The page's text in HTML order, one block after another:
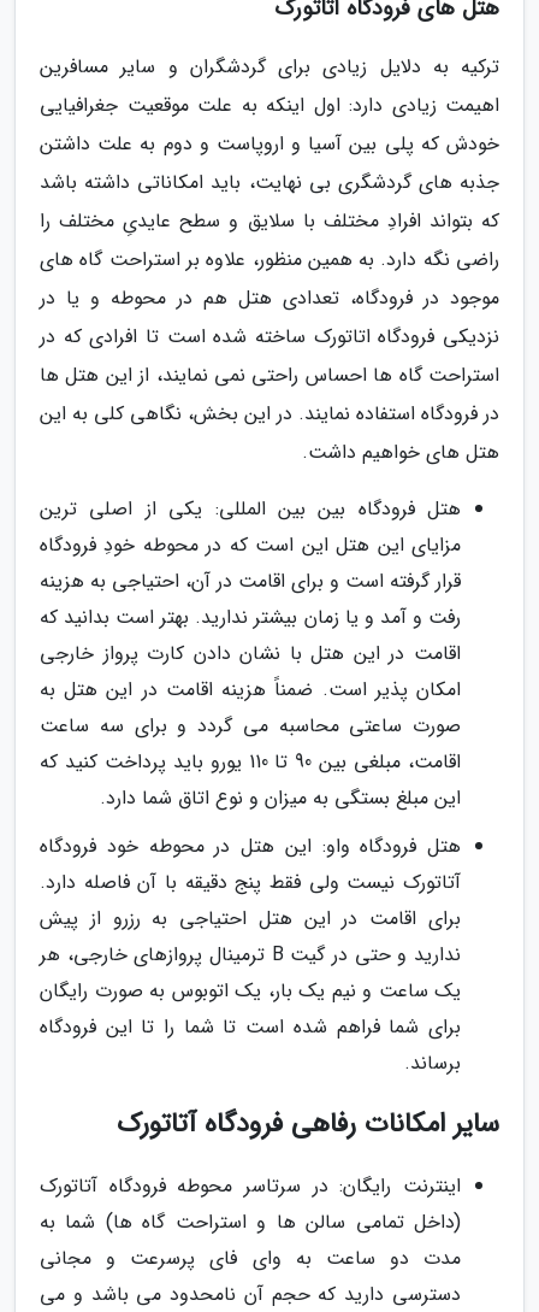
هتل های فرودگاه آتاتورک
ترکیه به دلایل زیادی برای گردشگران و سایر مسافرین
اهیمت زیادی دارد: اول اینکه به علت موقعیت جغرافیایی
خودش که پلی بین آسیا و اروپاست و دوم به علت داشتن
جذبه های گردشگری بی نهایت، باید امکاناتی داشته باشد
که بتواند افرادِ مختلف با سلایق و سطح عایدیِ مختلف را
راضی نگه دارد. به همین منظور، علاوه بر استراحت گاه های
موجود در فرودگاه، تعدادی هتل هم در محوطه و یا در
نزدیکی فرودگاه اتاتورک ساخته شده است تا افرادی که در
استراحت گاه ها احساس راحتی نمی نمایند، از این هتل ها
در فرودگاه استفاده نمایند. در این بخش، نگاهی کلی به این
هتل های خواهیم داشت.
هتل فرودگاه بین بین المللی: یکی از اصلی ترین
مزایای این هتل این است که در محوطه خودِ فرودگاه
قرار گرفته است و برای اقامت در آن، احتیاجی به هزینه
رفت و آمد و یا زمان بیشتر ندارید. بهتر است بدانید که
اقامت در این هتل با نشان دادن کارت پرواز خارجی
امکان پذیر است. ضمناً هزینه اقامت در این هتل به
صورت ساعتی محاسبه می گردد و برای سه ساعت
اقامت، مبلغی بین 90 تا 110 یورو باید پرداخت کنید که
این مبلغ بستگی به میزان و نوع اتاق شما دارد.
هتل فرودگاه واو: این هتل در محوطه خود فرودگاه
آتاتورک نیست ولی فقط پنج دقیقه با آن فاصله دارد.
برای اقامت در این هتل احتیاجی به رزرو از پیش
ندارید و حتی در گیت B ترمینال پروازهای خارجی، هر
یک ساعت و نیم یک بار، یک اتوبوس به صورت رایگان
برای شما فراهم شده است تا شما را تا این فرودگاه
برساند.
سایر امکانات رفاهی فرودگاه آتاتورک
اینترنت رایگان: در سرتاسر محوطه فرودگاه آتاتورک
(داخل تمامی سالن ها و استراحت گاه ها) شما به
مدت دو ساعت به وای فای پرسرعت و مجانی
دسترسی دارید که حجم آن نامحدود می باشد و می